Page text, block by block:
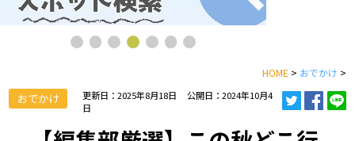
HOME > おでかけ >
おでかけ 更新日：2025年8月18日
公開日：2024年10月4
日